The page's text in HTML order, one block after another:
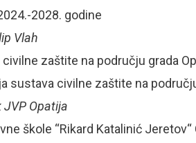
2028. godine
Vlah
zaštite na području grada
sustava civilne zaštite na
JVP Opatija
škole “Rikard Katalinić Jeretov“